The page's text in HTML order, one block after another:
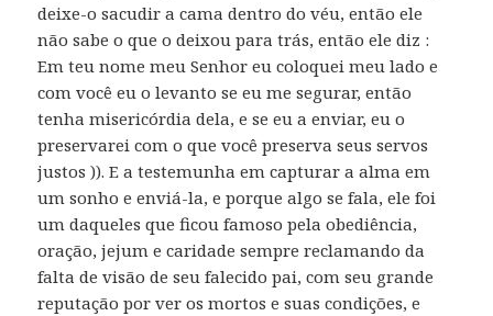
deixe-o sacudir a cama dentro do véu, então ele
não sabe o que o deixou para trás, então ele diz :
Em teu nome meu Senhor eu coloquei meu lado e
com você eu o levanto se eu me segurar, então
tenha misericórdia dela, e se eu a enviar, eu o
preservarei com o que você preserva seus servos
justos )). E a testemunha em capturar a alma em
um sonho e enviá-la, e porque algo se fala, ele foi
um daqueles que ficou famoso pela obediência,
oração, jejum e caridade sempre reclamando da
falta de visão de seu falecido pai, com seu grande
reputação por ver os mortos e suas condições, e